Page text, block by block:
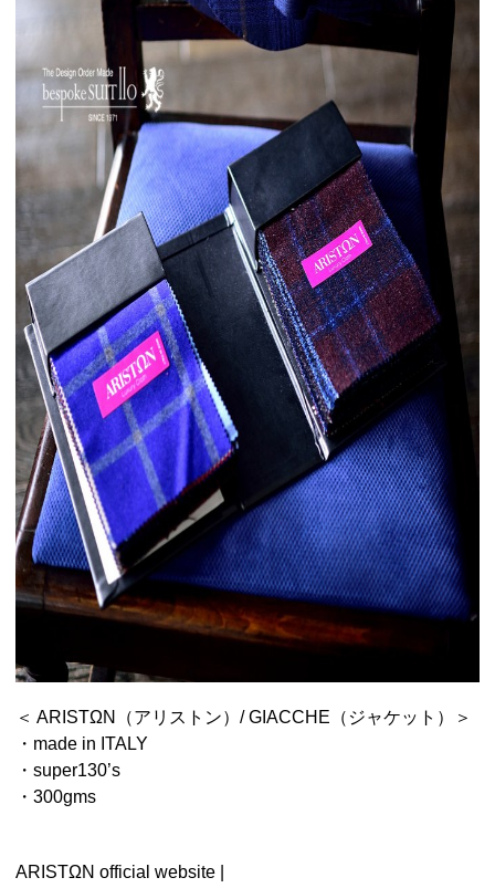
＜ ARISTΩN（アリストン）/ GIACCHE（ジャケット）＞
・made in ITALY
・super130’s
・300gms
ARISTΩN official website |